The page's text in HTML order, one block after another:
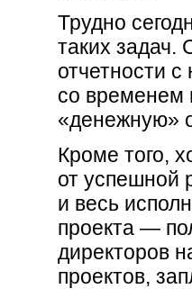
Трудно
таких задач.
отчетности
со временем
«денежную»
Кроме того,
от успешной
и весь
проекта —
директоров
проектов,